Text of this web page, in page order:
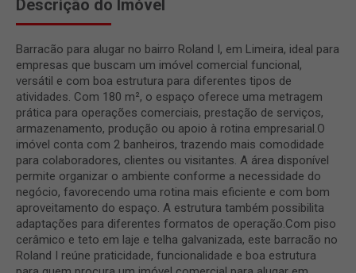
Descrição do Imóvel
Barracão para alugar no bairro Roland I, em Limeira, ideal para
empresas que buscam um imóvel comercial funcional,
versátil e com boa estrutura para diferentes tipos de
atividades. Com 180 m², o espaço oferece uma metragem
prática para operações comerciais, prestação de serviços,
armazenamento, produção ou apoio à rotina empresarial.O
imóvel conta com 2 banheiros, trazendo mais comodidade
para colaboradores, clientes ou visitantes. A área disponível
permite organizar o ambiente conforme a necessidade do
negócio, favorecendo uma rotina mais eficiente e com bom
aproveitamento do espaço. A estrutura também possibilita
adaptações para diferentes formatos de operação.Com piso
cerâmico e teto em laje e telha galvanizada, este barracão no
Roland I reúne praticidade, funcionalidade e boa estrutura